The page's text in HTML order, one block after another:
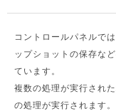
コントロールパネルで
ップショットの保存な
ています。
複数の処理が実行され
の処理が実行されます。